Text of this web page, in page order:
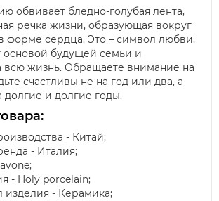
обвивает бледно-голубая лента,
речка жизни, образующая вокруг
форме сердца. Это – символ любви,
основой будущей семьи и
всю жизнь. Обращаете внимание на
счастливы не на год или два, а
долгие и долгие годы.
- Китай;
- Италия;
- Holy porcelain;
изделия - Керамика;